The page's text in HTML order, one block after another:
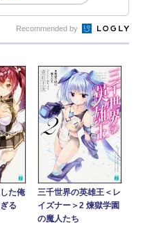
Recommended by
た俺
る
三千世界の英雄王＜レ
イズナー＞2 煉獄学園
の魔人たち